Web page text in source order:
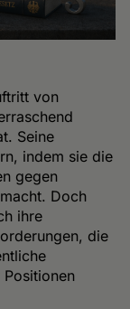
von
Seine
indem sie die
gegen
Doch
ihre
die